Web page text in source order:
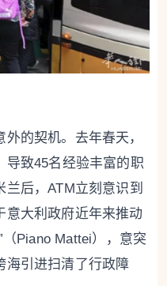
的契机。去年春天，
导致45名经验丰富的职
后，ATM立刻意识到
意大利政府近年来推动
Piano Mattei），意突
海引进扫清了行政障